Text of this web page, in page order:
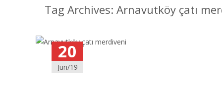
Tag Archives: Arnavutköy çatı
20
Jun/19